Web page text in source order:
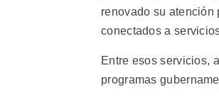
renovado su atención
conectados a
Entre esos servicios,
programas